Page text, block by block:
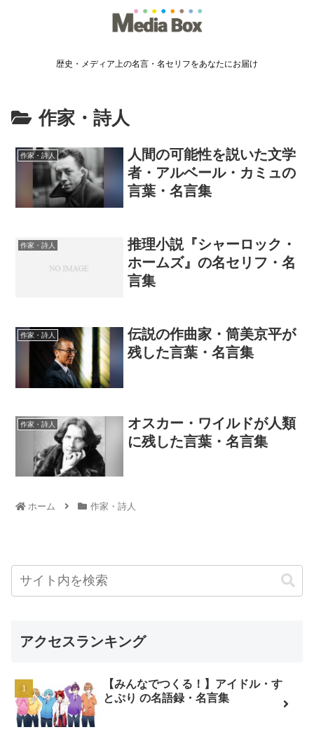
歴史・メディア上の名言・名セリフをあなたにお届け
作家・詩人
作家・詩人
人間の可能性を説いた文学
者・アルベール・カミュの
言葉・名言集
作家・詩人
推理小説『シャーロック・
ホームズ』の名セリフ・名
言集
作家・詩人
伝説の作曲家・筒美京平が
残した言葉・名言集
作家・詩人
オスカー・ワイルドが人類
に残した言葉・名言集
ホーム 作家・詩人
アクセスランキング
【みんなでつくる！】アイドル・す
とぷり の名語録・名言集